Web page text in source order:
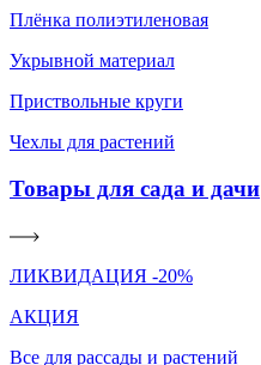
Плёнка полиэтиленовая
Укрывной материал
Приствольные круги
Чехлы для растений
Товары для сада и дачи
ЛИКВИДАЦИЯ -20%
АКЦИЯ
Все для рассады и растений